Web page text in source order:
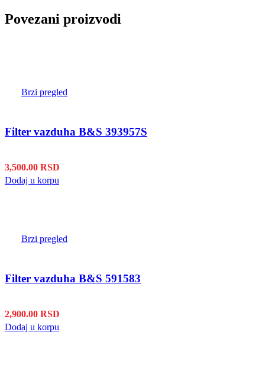
Povezani proizvodi
Brzi pregled
Filter vazduha B&S 393957S
3,500.00 RSD
Dodaj u korpu
Brzi pregled
Filter vazduha B&S 591583
2,900.00 RSD
Dodaj u korpu